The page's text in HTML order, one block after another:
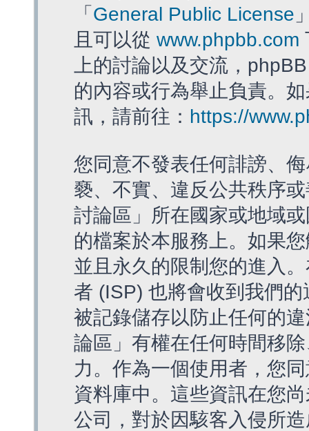
「 General Public License
且可以從 www.phpbb.com
上的討論以及交流，
的內容或行為舉止負責。
訊，請前往： https://
您同意不發表任何誹謗、
褻、不實、違反公共秩序
討論區」所在國家或地域
的檔案於本服務上。如果
並且永久的限制您的進入
者 (ISP) 也將會收到我們
被記錄儲存以防止任何的
論區」有權在任何時間移
力。作為一個使用者，您
資料庫中。這些資訊在您
公司，對於因駭客入侵所